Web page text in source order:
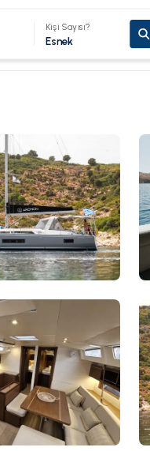
Kişi Sayısı?
Esnek